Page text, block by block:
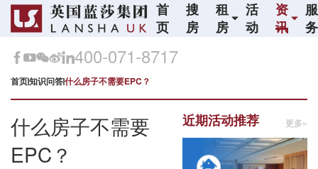
首
页
搜
房
租
房
活
动
资
讯
服
务
400-071-8717
首页知识问答什么房子不需要EPC？
什么房子不需要
EPC？
近期活动推荐 更多»